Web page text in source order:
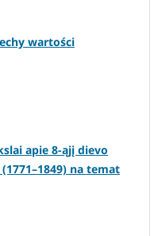
wartości
apie 8-ąjį dievo
na temat